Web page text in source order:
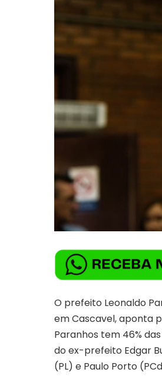
O prefeito Leonaldo
em Cascavel, aponta
Paranhos tem 46%
do ex-prefeito Edgar
(PL) e Paulo Porto